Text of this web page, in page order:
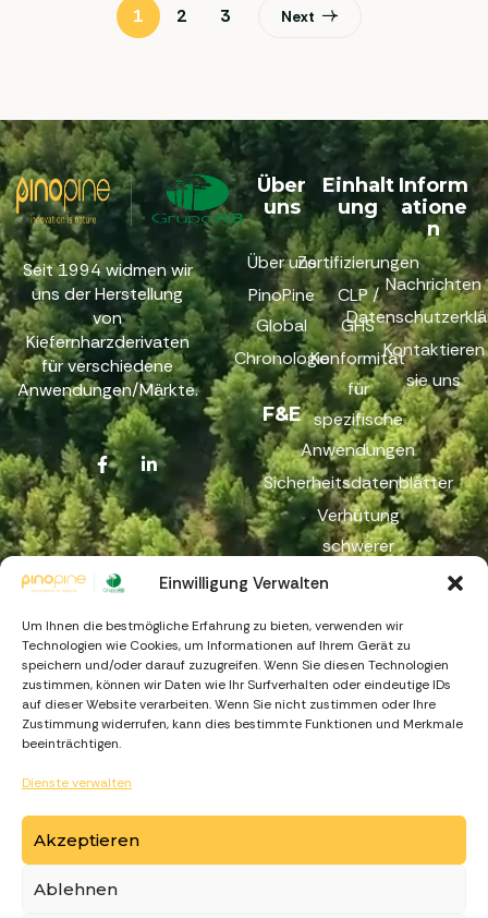
Einwilligung Verwalten
Um Ihnen die bestmögliche Erfahrung zu bieten, verwenden wir
Technologien wie Cookies, um Informationen auf Ihrem Gerät zu
speichern und/oder darauf zuzugreifen. Wenn Sie diesen Technologien
zustimmen, können wir Daten wie Ihr Surfverhalten oder eindeutige IDs
auf dieser Website verarbeiten. Wenn Sie nicht zustimmen oder Ihre
Zustimmung widerrufen, kann dies bestimmte Funktionen und Merkmale
beeinträchtigen.
Dienste verwalten
Akzeptieren
Ablehnen
1 2 3 Next
Seit 1994 widmen wir
uns der Herstellung
von
Kiefernharzderivaten
für verschiedene
Anwendungen/Märkte.
Über
uns
Über uns
PinoPine
Global
Chronologie
F&E
Einhalt
ung
Zertifizierungen
CLP /
GHS
Konformität
für
spezifische
Anwendungen
Sicherheitsdatenblätter
Verhütung
schwerer
Beschwerdekanal
Inform
atione
n
Nachrichten
Kontaktieren
sie uns
https://recuperarportugal.gov.pt